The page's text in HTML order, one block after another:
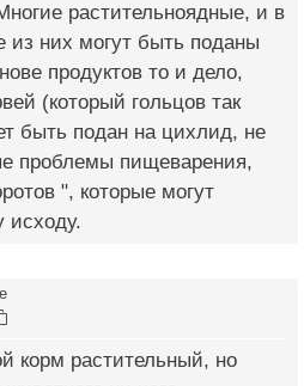
растительноядные, и в
из них могут быть поданы
продуктов то и дело,
(который гольцов так
быть подан на цихлид, не
проблемы пищеварения,
", которые могут
исходу.
корм растительный, но